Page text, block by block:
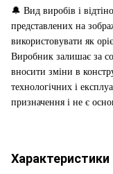
🔔 Вид виробів і
представлених на
використовувати як
Виробник залишає за
вносити зміни в
технологічних і
призначення і не є
Характеристики